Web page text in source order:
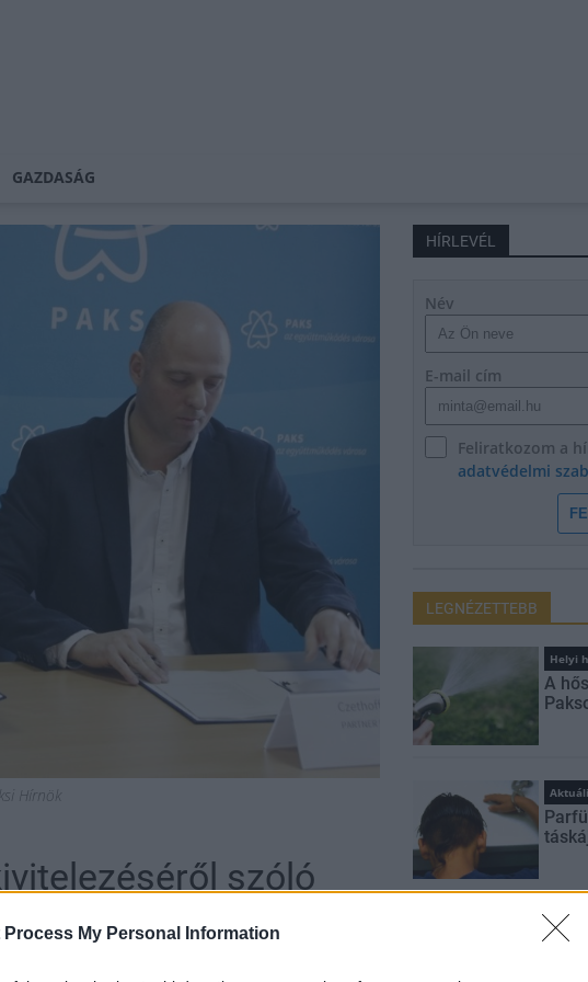
Process My Personal Information
GAZDASÁG
Hírnök
szóló
HÍRLEVÉL
Név
E-mail cím
Feliratkozom a
adatvédelmi
LEGNÉZETTEBB
Helyi
A
Aktuális